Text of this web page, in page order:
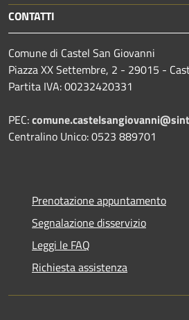
CONTATTI
Comune di Castel San Giovanni
Piazza XX Settembre, 2 - 29015 -
Partita IVA: 00232420331
PEC:
Centralino Unico: 0523 889701
Prenotazione appuntamento
Segnalazione disservizio
Leggi le FAQ
Richiesta assistenza